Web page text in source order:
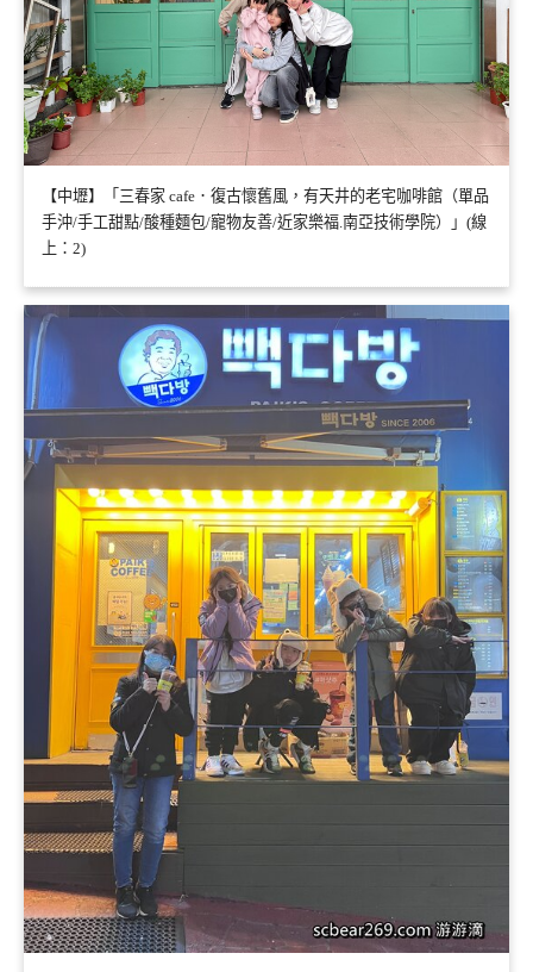
【中壢】「三春家 cafe．復古懷舊風，有天井的老宅咖啡館（單品
手沖/手工甜點/酸種麵包/寵物友善/近家樂福.南亞技術學院）」(線
上：2)